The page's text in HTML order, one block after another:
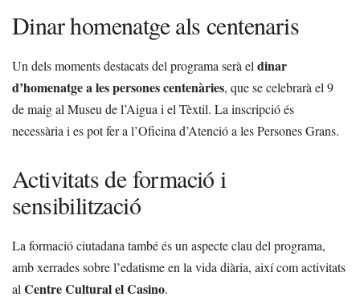
Dinar homenatge als centenaris
Un dels moments destacats del programa serà el dinar
d’homenatge a les persones centenàries, que se celebrarà el 9
de maig al Museu de l’Aigua i el Tèxtil. La inscripció és
necessària i es pot fer a l’Oficina d’Atenció a les Persones Grans.
Activitats de formació i
sensibilització
La formació ciutadana també és un aspecte clau del programa,
amb xerrades sobre l’edatisme en la vida diària, així com activitats
al Centre Cultural el Casino.